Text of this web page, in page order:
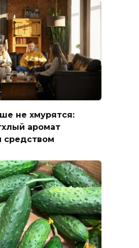
не хмурятся:
аромат
средством